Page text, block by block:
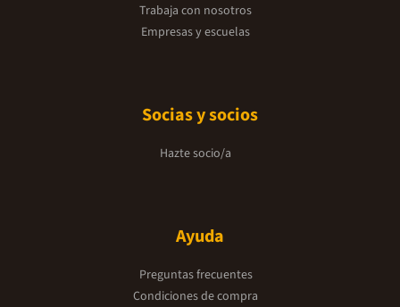
Trabaja con nosotros
Empresas y escuelas
Socias y socios
Hazte socio/a
Ayuda
Preguntas frecuentes
Condiciones de compra